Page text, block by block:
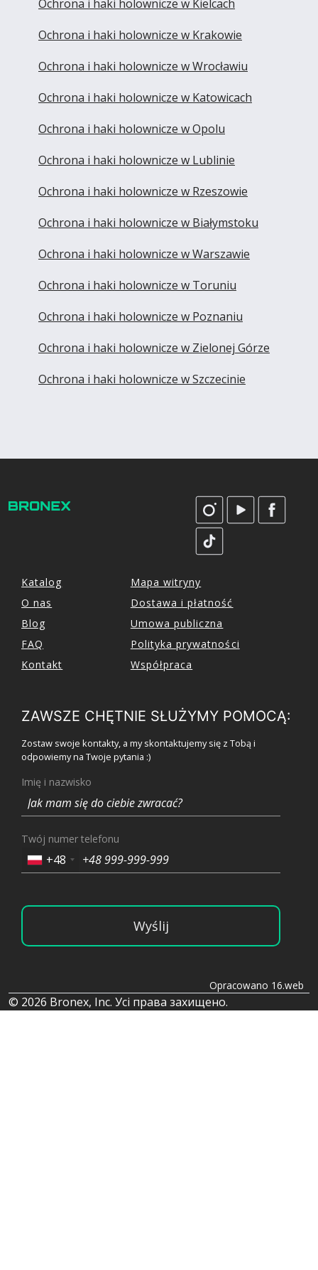
Ochrona i haki holownicze w Kielcach
Ochrona i haki holownicze w Krakowie
Ochrona i haki holownicze w Wrocławiu
Ochrona i haki holownicze w Katowicach
Ochrona i haki holownicze w Opolu
Ochrona i haki holownicze w Lublinie
Ochrona i haki holownicze w Rzeszowie
Ochrona i haki holownicze w Białymstoku
Ochrona i haki holownicze w Warszawie
Ochrona i haki holownicze w Toruniu
Ochrona i haki holownicze w Poznaniu
Ochrona i haki holownicze w Zielonej Górze
Ochrona i haki holownicze w Szczecinie
Katalog
O nas
Blog
FAQ
Kontakt
Mapa witryny
Dostawa i płatność
Umowa publiczna
Polityka prywatności
Współpraca
ZAWSZE CHĘTNIE SŁUŻYMY POMOCĄ:
Zostaw swoje kontakty, a my skontaktujemy się z Tobą i
odpowiemy na Twoje pytania :)
Imię i nazwisko
Twój numer telefonu
+48
Wyślij
Opracowano 16.web
© 2026 Bronex, Inc. Усі права захищено.